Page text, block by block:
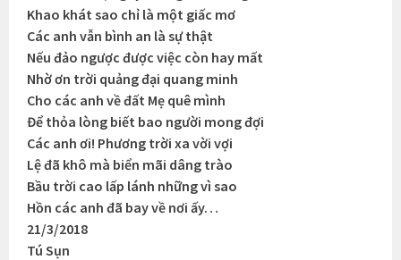
Khao khát sao chỉ là một giấc mơ
Các anh vẫn bình an là sự thật
Nếu đảo ngược được việc còn hay mất
Nhờ ơn trời quảng đại quang minh
Cho các anh về đất Mẹ quê mình
Để thỏa lòng biết bao người mong đợi
Các anh ơi! Phương trời xa vời vợi
Lệ đã khô mà biển mãi dâng trào
Bầu trời cao lấp lánh những vì sao
Hồn các anh đã bay về nơi ấy…
21/3/2018
Tú Sụn